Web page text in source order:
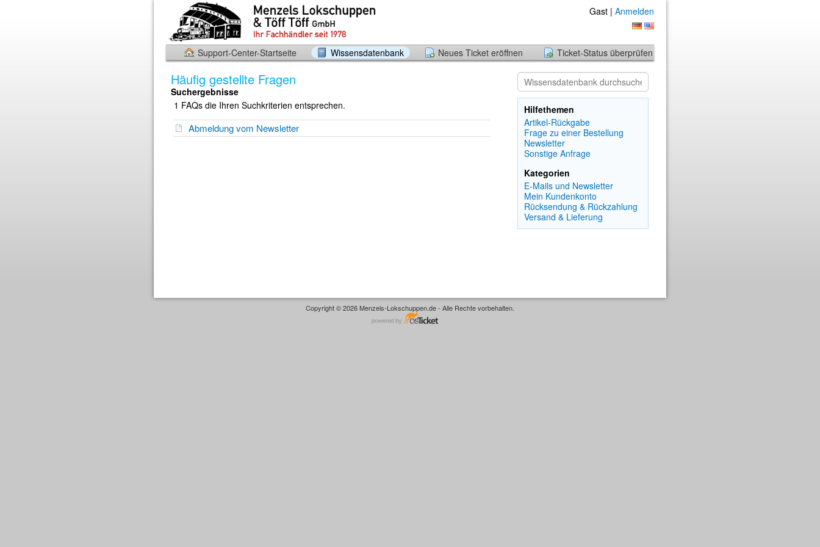
Gast | Anmelden
Support-Center-Startseite Wissensdatenbank Neues Ticket eröffnen Ticket-Status überprüfen
Häufig gestellte Fragen
Suchergebnisse
1 FAQs die Ihren Suchkriterien entsprechen.
Abmeldung vom Newsletter
Hilfethemen
Artikel-Rückgabe
Frage zu einer Bestellung
Newsletter
Sonstige Anfrage
Kategorien
E-Mails und Newsletter
Mein Kundenkonto
Rücksendung & Rückzahlung
Versand & Lieferung
Copyright © 2026 Menzels-Lokschuppen.de - Alle Rechte vorbehalten.